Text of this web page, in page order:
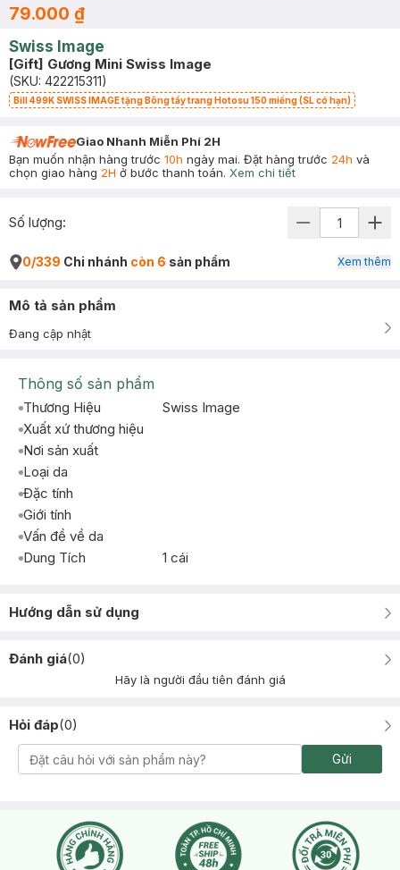
79.000 ₫
Swiss Image
[Gift] Gương Mini Swiss Image
(SKU: 422215311)
Bill 499K SWISS IMAGE tặng Bông tẩy trang Hotosu 150 miếng (SL có hạn)
Giao Nhanh Miễn Phí 2H
Bạn muốn nhận hàng trước 10h ngày mai. Đặt hàng trước 24h và
chọn giao hàng 2H ở bước thanh toán. Xem chi tiết
Số lượng:
0/339 Chi nhánh còn 6 sản phẩm Xem thêm
Mô tả sản phẩm
Đang cập nhật
Thông số sản phẩm
Thương Hiệu
Swiss Image
Xuất xứ thương hiệu
Nơi sản xuất
Loại da
Đặc tính
Giới tính
Vấn đề về da
Dung Tích
1 cái
Hướng dẫn sử dụng
Đánh giá(0)
Hãy là người đầu tiên đánh giá
Hỏi đáp(0)
Gửi